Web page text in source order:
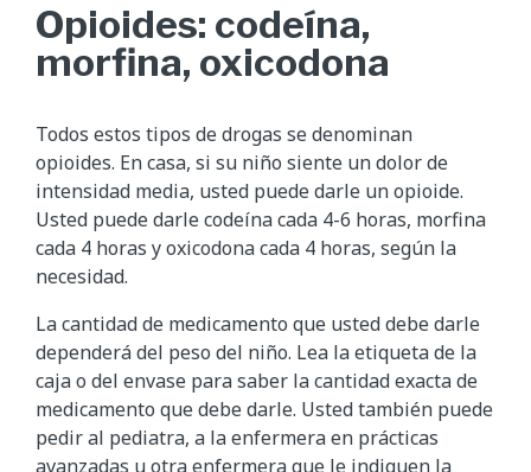
Opioides: codeína,
morfina, oxicodona
Todos estos tipos de drogas se denominan
opioides. En casa, si su niño siente un dolor de
intensidad media, usted puede darle un opioide.
Usted puede darle codeína cada 4-6 horas, morfina
cada 4 horas y oxicodona cada 4 horas, según la
necesidad.
La cantidad de medicamento que usted debe darle
dependerá del peso del niño. Lea la etiqueta de la
caja o del envase para saber la cantidad exacta de
medicamento que debe darle. Usted también puede
pedir al pediatra, a la enfermera en prácticas
avanzadas u otra enfermera que le indiquen la